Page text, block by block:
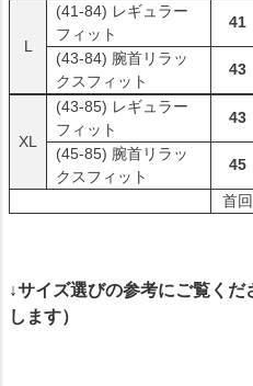
L
(41-84) レギュラー
フィット
41
(43-84) 腕首リラッ
クスフィット
43
XL
(43-85) レギュラー
フィット
43
(45-85) 腕首リラッ
クスフィット
45
首回
↓サイズ選びの参考にご覧く
します）